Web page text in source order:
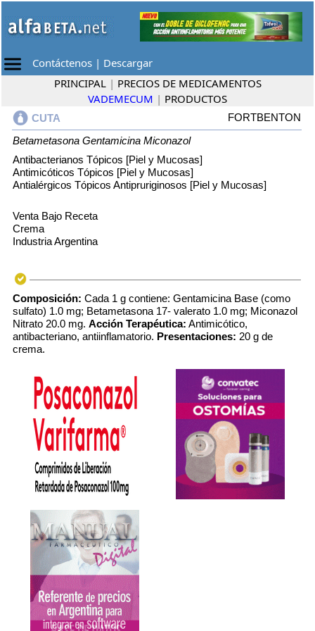
Contáctenos | Descargar
PRINCIPAL | PRECIOS DE MEDICAMENTOS
VADEMECUM | PRODUCTOS
CUTA
FORTBENTON
Betametasona Gentamicina Miconazol
Antibacterianos Tópicos [Piel y Mucosas]
Antimicóticos Tópicos [Piel y Mucosas]
Antialérgicos Tópicos Antipruriginosos [Piel y Mucosas]
Venta Bajo Receta
Crema
Industria Argentina
Composición: Cada 1 g contiene: Gentamicina Base (como
sulfato) 1.0 mg; Betametasona 17- valerato 1.0 mg; Miconazol
Nitrato 20.0 mg. Acción Terapéutica: Antimicótico,
antibacteriano, antiinflamatorio. Presentaciones: 20 g de
crema.